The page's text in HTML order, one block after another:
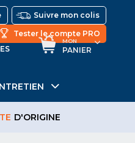
Suivre mon colis
Tester le compte PRO
MON
PANIER
D'ORIGINE